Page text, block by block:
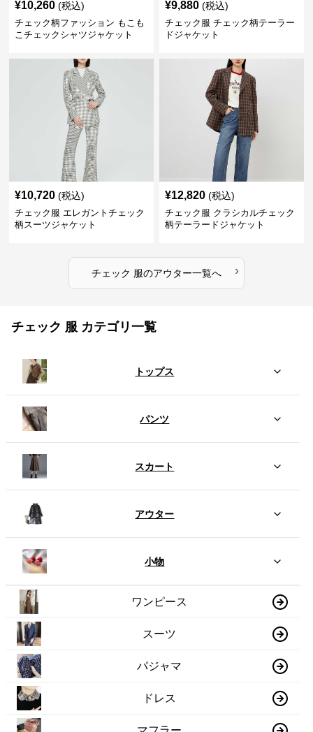
¥10,260 (税込)
チェック柄ファッション もこも
こチェックシャツジャケット
¥9,880 (税込)
チェック服 チェック柄テーラー
ドジャケット
¥10,720 (税込)
チェック服 エレガントチェック
柄スーツジャケット
¥12,820 (税込)
チェック服 クラシカルチェック
柄テーラードジャケット
チェック 服のアウター一覧へ ›
チェック 服 カテゴリ一覧
トップス
パンツ
スカート
アウター
小物
ワンピース
スーツ
パジャマ
ドレス